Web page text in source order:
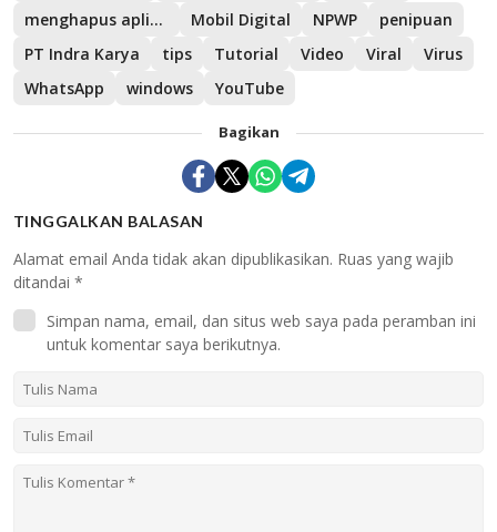
menghapus aplikasi
Mobil Digital NPWP
penipuan
PT Indra Karya
tips Tutorial Video Viral
Virus
WhatsApp
windows YouTube
Bagikan
TINGGALKAN BALASAN
Alamat email Anda tidak akan dipublikasikan. Ruas yang wajib
ditandai *
Simpan nama, email, dan situs web saya pada peramban ini
untuk komentar saya berikutnya.